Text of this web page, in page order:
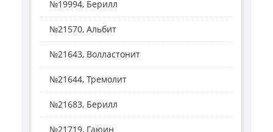
№19994, Берилл
№21570, Альбит
№21643, Волластонит
№21644, Тремолит
№21683, Берилл
№21719, Гаюин